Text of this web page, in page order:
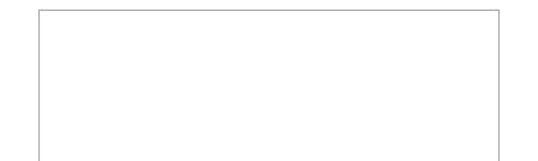
despenalización del Colombia 2022